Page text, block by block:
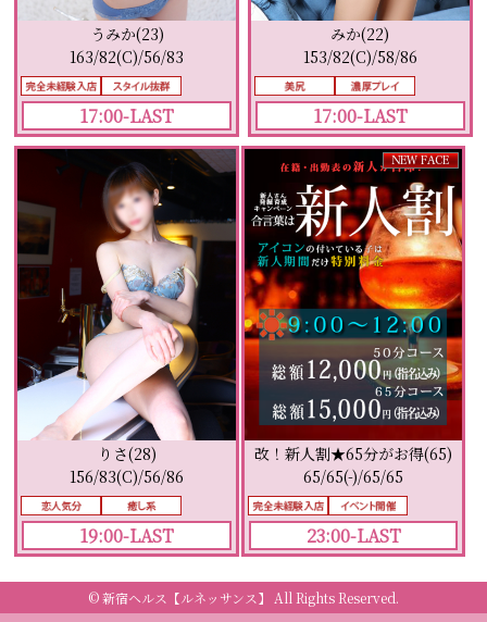
うみか(23)
163/82(C)/56/83
17:00-LAST
みか(22)
153/82(C)/58/86
17:00-LAST
りさ(28)
156/83(C)/56/86
19:00-LAST
改！新人割★65分がお得(65)
65/65(-)/65/65
23:00-LAST
© 新宿ヘルス【ルネッサンス】 All Rights Reserved.